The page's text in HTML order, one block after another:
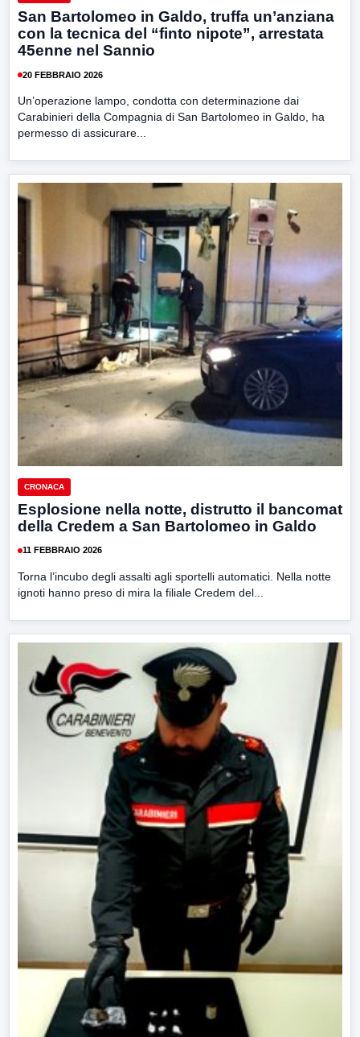
San Bartolomeo in Galdo, truffa un’anziana
con la tecnica del “finto nipote”, arrestata
45enne nel Sannio
20 FEBBRAIO 2026
Un’operazione lampo, condotta con determinazione dai
Carabinieri della Compagnia di San Bartolomeo in Galdo, ha
permesso di assicurare...
CRONACA
Esplosione nella notte, distrutto il bancomat
della Credem a San Bartolomeo in Galdo
11 FEBBRAIO 2026
Torna l’incubo degli assalti agli sportelli automatici. Nella notte
ignoti hanno preso di mira la filiale Credem del...